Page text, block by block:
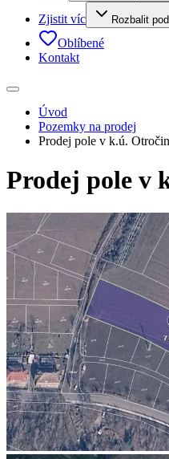
Zjistit víc Rozbalit
Oblíbené
Kontakt
Úvod
Pozemky na prodej
Prodej pole v k.ú.
Prodej pole v